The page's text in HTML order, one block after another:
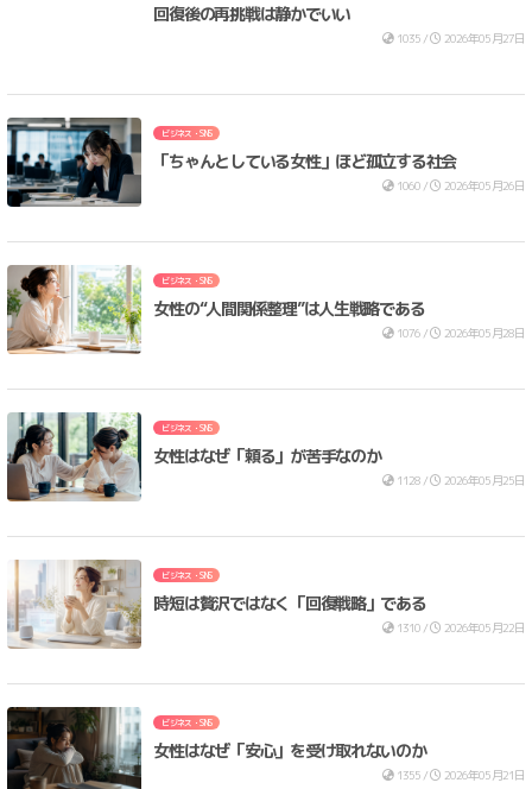
回復後の再挑戦は静かでいい
1035 / 2026年05月27日
ビジネス・SNS
「ちゃんとしている女性」ほど孤立する社会
1060 / 2026年05月26日
ビジネス・SNS
女性の“人間関係整理”は人生戦略である
1076 / 2026年05月28日
ビジネス・SNS
女性はなぜ「頼る」が苦手なのか
1128 / 2026年05月25日
ビジネス・SNS
時短は贅沢ではなく「回復戦略」である
1310 / 2026年05月22日
ビジネス・SNS
女性はなぜ「安心」を受け取れないのか
1355 / 2026年05月21日